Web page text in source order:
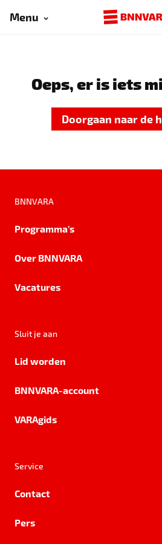
Menu
Oeps, er is iets
Doorgaan naar de
BNNVARA
Programma's
Over BNNVARA
Vacatures
Sluit je aan
Lid worden
BNNVARA-account
VARAgids
Service
Contact
Pers